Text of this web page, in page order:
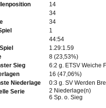
14
34
34
1
44:54
1.29:1.59
8 (23,53%)
Sieg
6:2 g. ETSV Weiche
16 (47,06%)
Niederlage
0:3 g. SV Werden
Serie
2 Niederlage(n)
6 Sp. o. Sieg